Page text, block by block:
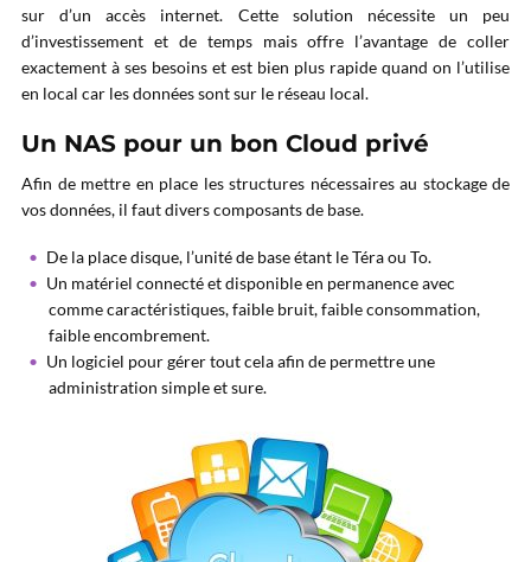
sur d’un accès internet. Cette solution nécessite un peu
d’investissement et de temps mais offre l’avantage de coller
exactement à ses besoins et est bien plus rapide quand on l’utilise
en local car les données sont sur le réseau local.
Un NAS pour un bon Cloud privé
Afin de mettre en place les structures nécessaires au stockage de
vos données, il faut divers composants de base.
De la place disque, l’unité de base étant le Téra ou To.
Un matériel connecté et disponible en permanence avec
comme caractéristiques, faible bruit, faible consommation,
faible encombrement.
Un logiciel pour gérer tout cela afin de permettre une
administration simple et sure.